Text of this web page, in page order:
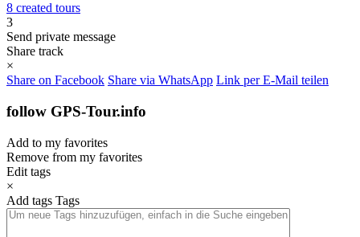
8 created tours
3
Send private message
Share track
×
Share on Facebook Share via WhatsApp Link per E-Mail teilen
follow GPS-Tour.info
Add to my favorites
Remove from my favorites
Edit tags
×
Add tags Tags